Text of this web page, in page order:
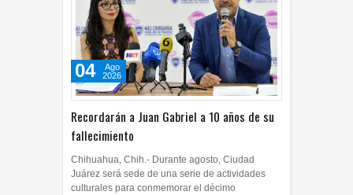
Recordarán a Juan Gabriel a 10 años de su
fallecimiento
04
Ago
2026
Chihuahua, Chih.- Durante agosto, Ciudad
Juárez será sede de una serie de actividades
culturales para conmemorar el décimo